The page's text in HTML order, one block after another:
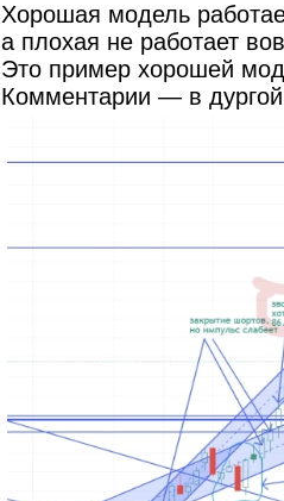
Хорошая модель
а плохая не работает
Это пример хорошей
Комментарии — в